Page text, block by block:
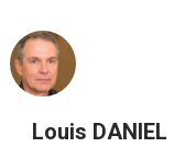
Louis DANIEL